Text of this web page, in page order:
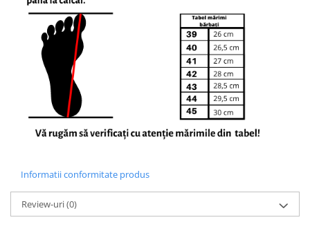
Informatii conformitate produs
Review-uri(0)